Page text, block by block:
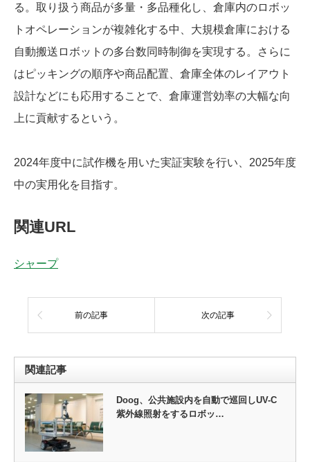
る。取り扱う商品が多量・多品種化し、倉庫内のロボッ
トオペレーションが複雑化する中、大規模倉庫における
自動搬送ロボットの多台数同時制御を実現する。さらに
はピッキングの順序や商品配置、倉庫全体のレイアウト
設計などにも応用することで、倉庫運営効率の大幅な向
上に貢献するという。
2024年度中に試作機を用いた実証実験を行い、2025年度
中の実用化を目指す。
関連URL
シャープ
前の記事 次の記事
関連記事
Doog、公共施設内を自動で巡回しUV-C
紫外線照射をするロボッ…